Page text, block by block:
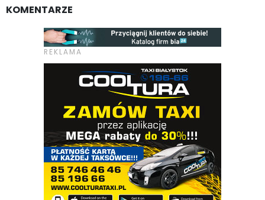
KOMENTARZE